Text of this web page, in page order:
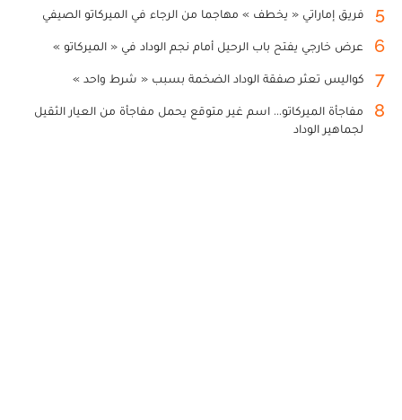
5 فريق إماراتي « يخطف » مهاجما من الرجاء في الميركاتو الصيفي
6 عرض خارجي يفتح باب الرحيل أمام نجم الوداد في « الميركاتو »
7 كواليس تعثر صفقة الوداد الضخمة بسبب « شرط واحد »
8
مفاجأة الميركاتو... اسم غير متوقع يحمل مفاجأة من العيار الثقيل
لجماهير الوداد